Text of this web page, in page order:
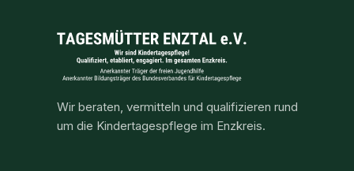
Wir beraten, vermitteln und qualifizieren rund
um die Kindertagespflege im Enzkreis.